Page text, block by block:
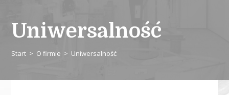
Uniwersalność
Start > O firmie > Uniwersalność